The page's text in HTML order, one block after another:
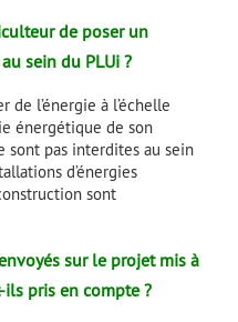
de poser un
sein du PLUi ?
l’énergie à l’échelle
énergétique de son
sont pas interdites au sein
d’énergies
sont
sur le projet mis à
pris en compte ?